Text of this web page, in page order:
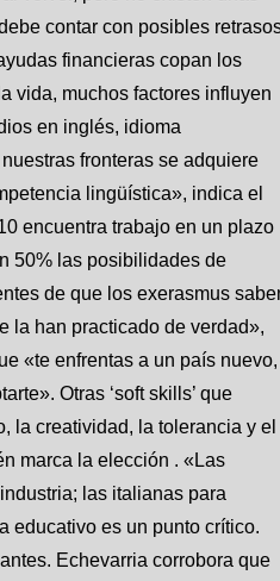
contar con posibles
financieras copan los
vida, muchos factores influyen
en inglés, idioma
fronteras se adquiere
lingüística», indica el
encuentra trabajo en un plazo
50% las posibilidades de
de que los exerasmus
la han practicado de verdad»,
«te enfrentas a un país nuevo,
Otras ‘soft skills’ que
la creatividad, la tolerancia y el
marca la elección . «Las
las italianas para
educativo es un punto crítico.
Echevarria corrobora que